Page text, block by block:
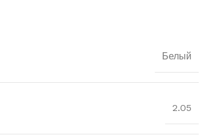
Белый
2.05